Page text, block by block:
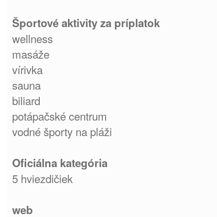
Športové aktivity za príplatok
wellness
masáže
vírivka
sauna
biliard
potápačské centrum
vodné športy na pláži
Oficiálna kategória
5 hviezdičiek
web